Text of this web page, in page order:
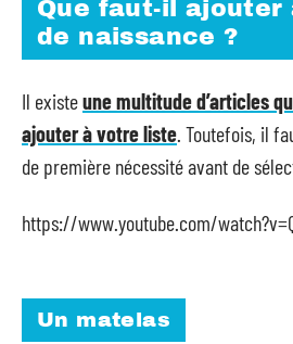
Que faut-il ajouter
de naissance ?
Il existeune multitude d’articles
ajouter à votre liste . Toutefois, il
de première nécessité avant de
https://www.youtube.com/
Un matelas